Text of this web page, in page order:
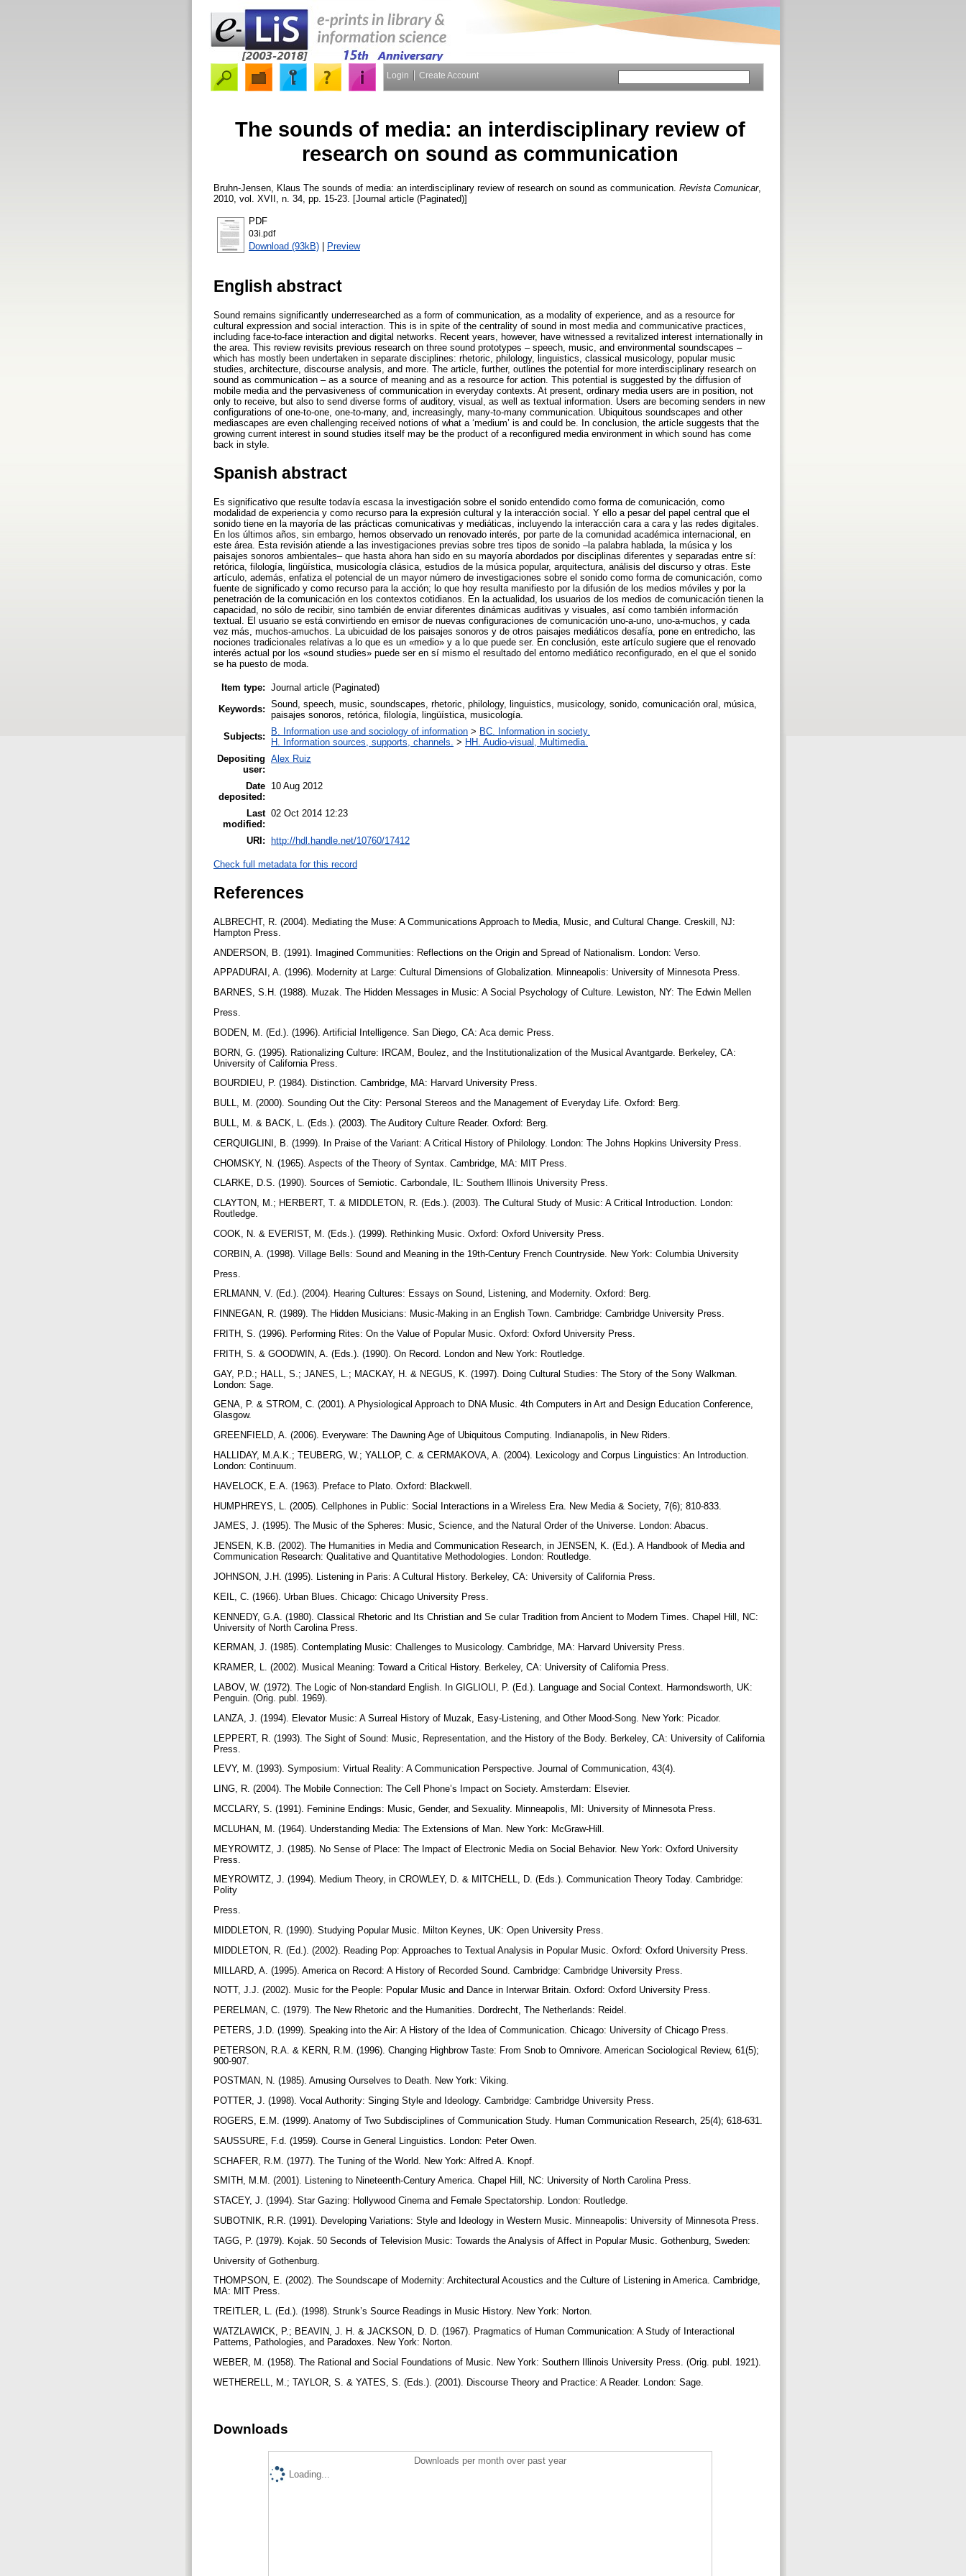
Login Create Account
The sounds of media: an interdisciplinary review of
research on sound as communication
Bruhn-Jensen, Klaus The sounds of media: an interdisciplinary review of research on sound as communication. Revista Comunicar,
2010, vol. XVII, n. 34, pp. 15-23. [Journal article (Paginated)]
PDF
03i.pdf
Download (93kB) | Preview
English abstract
Sound remains significantly underresearched as a form of communication, as a modality of experience, and as a resource for
cultural expression and social interaction. This is in spite of the centrality of sound in most media and communicative practices,
including face-to-face interaction and digital networks. Recent years, however, have witnessed a revitalized interest internationally in
the area. This review revisits previous research on three sound prototypes – speech, music, and environmental soundscapes –
which has mostly been undertaken in separate disciplines: rhetoric, philology, linguistics, classical musicology, popular music
studies, architecture, discourse analysis, and more. The article, further, outlines the potential for more interdisciplinary research on
sound as communication – as a source of meaning and as a resource for action. This potential is suggested by the diffusion of
mobile media and the pervasiveness of communication in everyday contexts. At present, ordinary media users are in position, not
only to receive, but also to send diverse forms of auditory, visual, as well as textual information. Users are becoming senders in new
configurations of one-to-one, one-to-many, and, increasingly, many-to-many communication. Ubiquitous soundscapes and other
mediascapes are even challenging received notions of what a ‘medium’ is and could be. In conclusion, the article suggests that the
growing current interest in sound studies itself may be the product of a reconfigured media environment in which sound has come
back in style.
Spanish abstract
Es significativo que resulte todavía escasa la investigación sobre el sonido entendido como forma de comunicación, como
modalidad de experiencia y como recurso para la expresión cultural y la interacción social. Y ello a pesar del papel central que el
sonido tiene en la mayoría de las prácticas comunicativas y mediáticas, incluyendo la interacción cara a cara y las redes digitales.
En los últimos años, sin embargo, hemos observado un renovado interés, por parte de la comunidad académica internacional, en
este área. Esta revisión atiende a las investigaciones previas sobre tres tipos de sonido –la palabra hablada, la música y los
paisajes sonoros ambientales– que hasta ahora han sido en su mayoría abordados por disciplinas diferentes y separadas entre sí:
retórica, filología, lingüística, musicología clásica, estudios de la música popular, arquitectura, análisis del discurso y otras. Este
artículo, además, enfatiza el potencial de un mayor número de investigaciones sobre el sonido como forma de comunicación, como
fuente de significado y como recurso para la acción; lo que hoy resulta manifiesto por la difusión de los medios móviles y por la
penetración de la comunicación en los contextos cotidianos. En la actualidad, los usuarios de los medios de comunicación tienen la
capacidad, no sólo de recibir, sino también de enviar diferentes dinámicas auditivas y visuales, así como también información
textual. El usuario se está convirtiendo en emisor de nuevas configuraciones de comunicación uno-a-uno, uno-a-muchos, y cada
vez más, muchos-amuchos. La ubicuidad de los paisajes sonoros y de otros paisajes mediáticos desafía, pone en entredicho, las
nociones tradicionales relativas a lo que es un «medio» y a lo que puede ser. En conclusión, este artículo sugiere que el renovado
interés actual por los «sound studies» puede ser en sí mismo el resultado del entorno mediático reconfigurado, en el que el sonido
se ha puesto de moda.
Item type: Journal article (Paginated)
Keywords: Sound, speech, music, soundscapes, rhetoric, philology, linguistics, musicology, sonido, comunicación oral, música,
paisajes sonoros, retórica, filología, lingüística, musicología.
Subjects:
B. Information use and sociology of information > BC. Information in society.
H. Information sources, supports, channels. > HH. Audio-visual, Multimedia.
Depositing
user:
Alex Ruiz
Date
deposited:
10 Aug 2012
Last
modified:
02 Oct 2014 12:23
URI: http://hdl.handle.net/10760/17412
Check full metadata for this record
References
ALBRECHT, R. (2004). Mediating the Muse: A Communications Approach to Media, Music, and Cultural Change. Creskill, NJ:
Hampton Press.
ANDERSON, B. (1991). Imagined Communities: Reflections on the Origin and Spread of Nationalism. London: Verso.
APPADURAI, A. (1996). Modernity at Large: Cultural Dimensions of Globalization. Minneapolis: University of Minnesota Press.
BARNES, S.H. (1988). Muzak. The Hidden Messages in Music: A Social Psychology of Culture. Lewiston, NY: The Edwin Mellen
Press.
BODEN, M. (Ed.). (1996). Artificial Intelligence. San Diego, CA: Aca demic Press.
BORN, G. (1995). Rationalizing Culture: IRCAM, Boulez, and the Institutionalization of the Musical Avantgarde. Berkeley, CA:
University of California Press.
BOURDIEU, P. (1984). Distinction. Cambridge, MA: Harvard University Press.
BULL, M. (2000). Sounding Out the City: Personal Stereos and the Management of Everyday Life. Oxford: Berg.
BULL, M. & BACK, L. (Eds.). (2003). The Auditory Culture Reader. Oxford: Berg.
CERQUIGLINI, B. (1999). In Praise of the Variant: A Critical History of Philology. London: The Johns Hopkins University Press.
CHOMSKY, N. (1965). Aspects of the Theory of Syntax. Cambridge, MA: MIT Press.
CLARKE, D.S. (1990). Sources of Semiotic. Carbondale, IL: Southern Illinois University Press.
CLAYTON, M.; HERBERT, T. & MIDDLETON, R. (Eds.). (2003). The Cultural Study of Music: A Critical Introduction. London:
Routledge.
COOK, N. & EVERIST, M. (Eds.). (1999). Rethinking Music. Oxford: Oxford University Press.
CORBIN, A. (1998). Village Bells: Sound and Meaning in the 19th-Century French Countryside. New York: Columbia University
Press.
ERLMANN, V. (Ed.). (2004). Hearing Cultures: Essays on Sound, Listening, and Modernity. Oxford: Berg.
FINNEGAN, R. (1989). The Hidden Musicians: Music-Making in an English Town. Cambridge: Cambridge University Press.
FRITH, S. (1996). Performing Rites: On the Value of Popular Music. Oxford: Oxford University Press.
FRITH, S. & GOODWIN, A. (Eds.). (1990). On Record. London and New York: Routledge.
GAY, P.D.; HALL, S.; JANES, L.; MACKAY, H. & NEGUS, K. (1997). Doing Cultural Studies: The Story of the Sony Walkman.
London: Sage.
GENA, P. & STROM, C. (2001). A Physiological Approach to DNA Music. 4th Computers in Art and Design Education Conference,
Glasgow.
GREENFIELD, A. (2006). Everyware: The Dawning Age of Ubiquitous Computing. Indianapolis, in New Riders.
HALLIDAY, M.A.K.; TEUBERG, W.; YALLOP, C. & CERMAKOVA, A. (2004). Lexicology and Corpus Linguistics: An Introduction.
London: Continuum.
HAVELOCK, E.A. (1963). Preface to Plato. Oxford: Blackwell.
HUMPHREYS, L. (2005). Cellphones in Public: Social Interactions in a Wireless Era. New Media & Society, 7(6); 810-833.
JAMES, J. (1995). The Music of the Spheres: Music, Science, and the Natural Order of the Universe. London: Abacus.
JENSEN, K.B. (2002). The Humanities in Media and Communication Research, in JENSEN, K. (Ed.). A Handbook of Media and
Communication Research: Qualitative and Quantitative Methodologies. London: Routledge.
JOHNSON, J.H. (1995). Listening in Paris: A Cultural History. Berkeley, CA: University of California Press.
KEIL, C. (1966). Urban Blues. Chicago: Chicago University Press.
KENNEDY, G.A. (1980). Classical Rhetoric and Its Christian and Se cular Tradition from Ancient to Modern Times. Chapel Hill, NC:
University of North Carolina Press.
KERMAN, J. (1985). Contemplating Music: Challenges to Musicology. Cambridge, MA: Harvard University Press.
KRAMER, L. (2002). Musical Meaning: Toward a Critical History. Berkeley, CA: University of California Press.
LABOV, W. (1972). The Logic of Non-standard English. In GIGLIOLI, P. (Ed.). Language and Social Context. Harmondsworth, UK:
Penguin. (Orig. publ. 1969).
LANZA, J. (1994). Elevator Music: A Surreal History of Muzak, Easy-Listening, and Other Mood-Song. New York: Picador.
LEPPERT, R. (1993). The Sight of Sound: Music, Representation, and the History of the Body. Berkeley, CA: University of California
Press.
LEVY, M. (1993). Symposium: Virtual Reality: A Communication Perspective. Journal of Communication, 43(4).
LING, R. (2004). The Mobile Connection: The Cell Phone’s Impact on Society. Amsterdam: Elsevier.
MCCLARY, S. (1991). Feminine Endings: Music, Gender, and Sexuality. Minneapolis, MI: University of Minnesota Press.
MCLUHAN, M. (1964). Understanding Media: The Extensions of Man. New York: McGraw-Hill.
MEYROWITZ, J. (1985). No Sense of Place: The Impact of Electronic Media on Social Behavior. New York: Oxford University
Press.
MEYROWITZ, J. (1994). Medium Theory, in CROWLEY, D. & MITCHELL, D. (Eds.). Communication Theory Today. Cambridge:
Polity
Press.
MIDDLETON, R. (1990). Studying Popular Music. Milton Keynes, UK: Open University Press.
MIDDLETON, R. (Ed.). (2002). Reading Pop: Approaches to Textual Analysis in Popular Music. Oxford: Oxford University Press.
MILLARD, A. (1995). America on Record: A History of Recorded Sound. Cambridge: Cambridge University Press.
NOTT, J.J. (2002). Music for the People: Popular Music and Dance in Interwar Britain. Oxford: Oxford University Press.
PERELMAN, C. (1979). The New Rhetoric and the Humanities. Dordrecht, The Netherlands: Reidel.
PETERS, J.D. (1999). Speaking into the Air: A History of the Idea of Communication. Chicago: University of Chicago Press.
PETERSON, R.A. & KERN, R.M. (1996). Changing Highbrow Taste: From Snob to Omnivore. American Sociological Review, 61(5);
900-907.
POSTMAN, N. (1985). Amusing Ourselves to Death. New York: Viking.
POTTER, J. (1998). Vocal Authority: Singing Style and Ideology. Cambridge: Cambridge University Press.
ROGERS, E.M. (1999). Anatomy of Two Subdisciplines of Communication Study. Human Communication Research, 25(4); 618-631.
SAUSSURE, F.d. (1959). Course in General Linguistics. London: Peter Owen.
SCHAFER, R.M. (1977). The Tuning of the World. New York: Alfred A. Knopf.
SMITH, M.M. (2001). Listening to Nineteenth-Century America. Chapel Hill, NC: University of North Carolina Press.
STACEY, J. (1994). Star Gazing: Hollywood Cinema and Female Spectatorship. London: Routledge.
SUBOTNIK, R.R. (1991). Developing Variations: Style and Ideology in Western Music. Minneapolis: University of Minnesota Press.
TAGG, P. (1979). Kojak. 50 Seconds of Television Music: Towards the Analysis of Affect in Popular Music. Gothenburg, Sweden:
University of Gothenburg.
THOMPSON, E. (2002). The Soundscape of Modernity: Architectural Acoustics and the Culture of Listening in America. Cambridge,
MA: MIT Press.
TREITLER, L. (Ed.). (1998). Strunk’s Source Readings in Music History. New York: Norton.
WATZLAWICK, P.; BEAVIN, J. H. & JACKSON, D. D. (1967). Pragmatics of Human Communication: A Study of Interactional
Patterns, Pathologies, and Paradoxes. New York: Norton.
WEBER, M. (1958). The Rational and Social Foundations of Music. New York: Southern Illinois University Press. (Orig. publ. 1921).
WETHERELL, M.; TAYLOR, S. & YATES, S. (Eds.). (2001). Discourse Theory and Practice: A Reader. London: Sage.
Downloads
Downloads per month over past year
Loading...